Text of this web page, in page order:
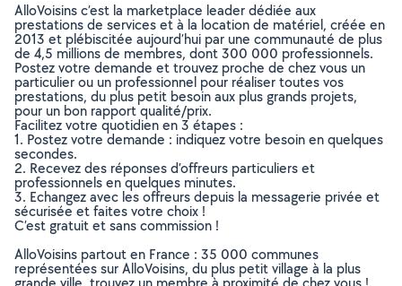
AlloVoisins c’est la marketplace leader dédiée aux
prestations de services et à la location de matériel, créée en
2013 et plébiscitée aujourd’hui par une communauté de plus
de 4,5 millions de membres, dont 300 000 professionnels.
Postez votre demande et trouvez proche de chez vous un
particulier ou un professionnel pour réaliser toutes vos
prestations, du plus petit besoin aux plus grands projets,
pour un bon rapport qualité/prix.
Facilitez votre quotidien en 3 étapes :
1. Postez votre demande : indiquez votre besoin en quelques
secondes.
2. Recevez des réponses d’offreurs particuliers et
professionnels en quelques minutes.
3. Echangez avec les offreurs depuis la messagerie privée et
sécurisée et faites votre choix !
C’est gratuit et sans commission !
AlloVoisins partout en France : 35 000 communes
représentées sur AlloVoisins, du plus petit village à la plus